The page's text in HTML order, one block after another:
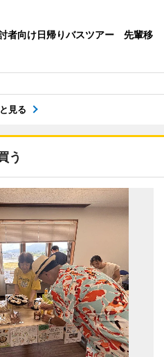
者向け日帰りバスツアー 先輩移
見る
う